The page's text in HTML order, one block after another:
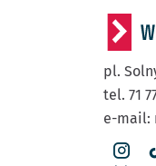
pl.
tel. 71
e-mail: